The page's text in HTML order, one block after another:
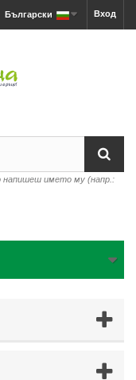
Вход
Български
напишеш името му (напр.: